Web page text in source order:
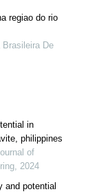
regiao do rio
De
in
philippines
of
2024
and potential